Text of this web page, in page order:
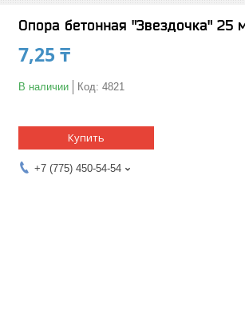
Опора бетонная "Звездочка" 25
7,25 ₸
В наличии Код: 4821
Купить
+7 (775) 450-54-54